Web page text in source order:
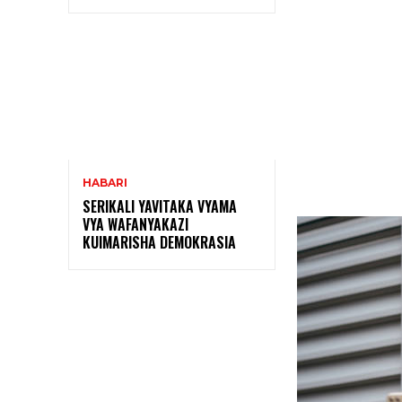
HABARI
SERIKALI YAVITAKA VYAMA
VYA WAFANYAKAZI
KUIMARISHA DEMOKRASIA